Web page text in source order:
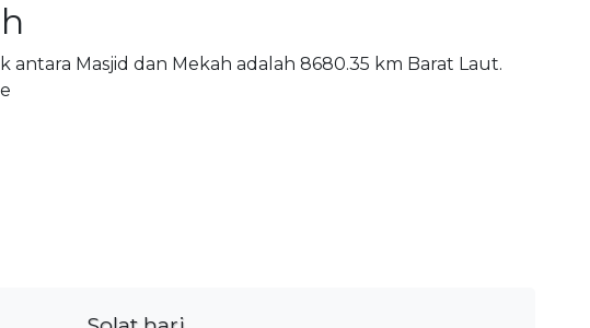
antara Masjid dan Mekah adalah 8680.35 km Barat Laut.